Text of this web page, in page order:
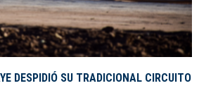
DESPIDIÓ SU TRADICIONAL CIRCUITO